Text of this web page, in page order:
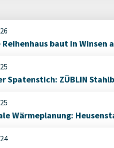
baut in Winsen
Spatenstich: ZÜBLIN
Wärmeplanung: